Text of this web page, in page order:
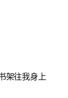
架往我身上